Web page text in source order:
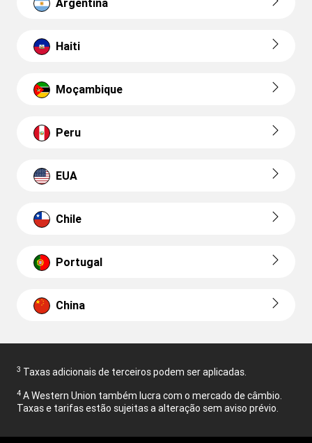
Haiti
Moçambique
Peru
EUA
Chile
Portugal
China
3 Taxas adicionais de terceiros podem ser aplicadas.
4 A Western Union também lucra com o mercado de câmbio.
Taxas e tarifas estão sujeitas a alteração sem aviso prévio.